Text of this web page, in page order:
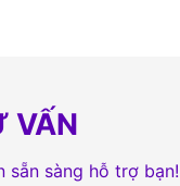
VẤN
sẵn sàng hỗ trợ bạn!